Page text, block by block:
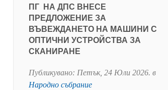
ПГ НА ДПС ВНЕСЕ
ПРЕДЛОЖЕНИЕ ЗА
ВЪВЕЖДАНЕТО НА МАШИНИ С
ОПТИЧНИ УСТРОЙСТВА ЗА
СКАНИРАНЕ
Публикувано: Петък, 24 Юли 2026. в
Народно събрание